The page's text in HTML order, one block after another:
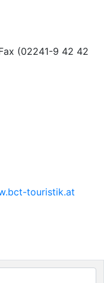
(02241-9 42 42
touristik.at